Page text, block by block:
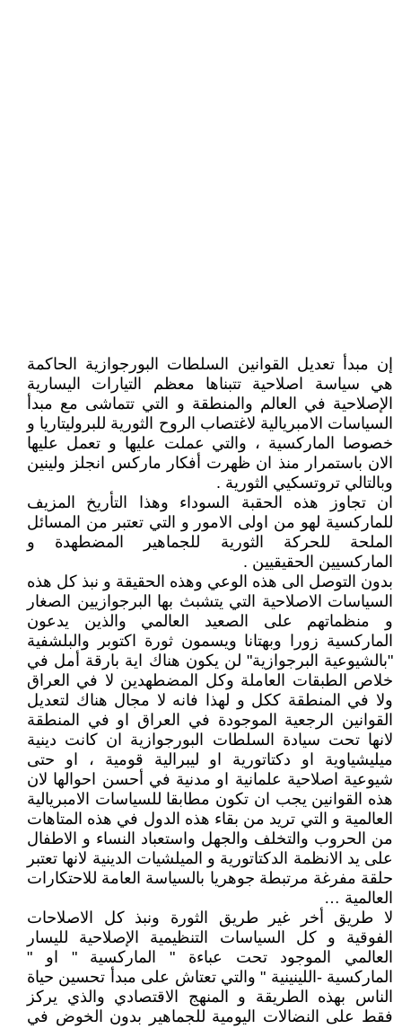
إن مبدأ تعديل القوانين السلطات البورجوازية الحاكمة
هي سياسة اصلاحية تتبناها معظم التيارات اليسارية
الإصلاحية في العالم والمنطقة و التي تتماشى مع مبدأ
السياسات الامبريالية لاغتصاب الروح الثورية للبروليتاريا و
خصوصا الماركسية ، والتي عملت عليها و تعمل عليها
الان باستمرار منذ ان ظهرت أفكار ماركس انجلز ولينين
وبالتالي تروتسكيي الثورية .
ان تجاوز هذه الحقبة السوداء وهذا التأريخ المزيف
للماركسية لهو من اولى الامور و التي تعتبر من المسائل
الملحة للحركة الثورية للجماهير المضطهدة و
الماركسيين الحقيقيين .
بدون التوصل الى هذه الوعي وهذه الحقيقة و نبذ كل هذه
السياسات الاصلاحية التي يتشبث بها البرجوازيين الصغار
و منظماتهم على الصعيد العالمي والذين يدعون
الماركسية زورا وبهتانا ويسمون ثورة اكتوبر والبلشفية
"بالشيوعية البرجوازية" لن يكون هناك اية بارقة أمل في
خلاص الطبقات العاملة وكل المضطهدين لا في العراق
ولا في المنطقة ككل و لهذا فانه لا مجال هناك لتعديل
القوانين الرجعية الموجودة في العراق او في المنطقة
لانها تحت سيادة السلطات البورجوازية ان كانت دينية
ميليشياوية او دكتاتورية او ليبرالية قومية ، او حتى
شيوعية اصلاحية علمانية او مدنية في أحسن احوالها لان
هذه القوانين يجب ان تكون مطابقا للسياسات الامبريالية
العالمية و التي تريد من بقاء هذه الدول في هذه المتاهات
من الحروب والتخلف والجهل واستعباد النساء و الاطفال
على يد الانظمة الدكتاتورية و الميلشيات الدينية لانها تعتبر
حلقة مفرغة مرتبطة جوهريا بالسياسة العامة للاحتكارات
العالمية …
لا طريق أخر غير طريق الثورة ونبذ كل الاصلاحات
الفوقية و كل السياسات التنظيمية الإصلاحية لليسار
العالمي الموجود تحت عباءة " الماركسية " او "
الماركسية -اللينينية " والتي تعتاش على مبدأ تحسين حياة
الناس بهذه الطريقة و المنهج الاقتصادي والذي يركز
فقط على النضالات اليومية للجماهير بدون الخوض في